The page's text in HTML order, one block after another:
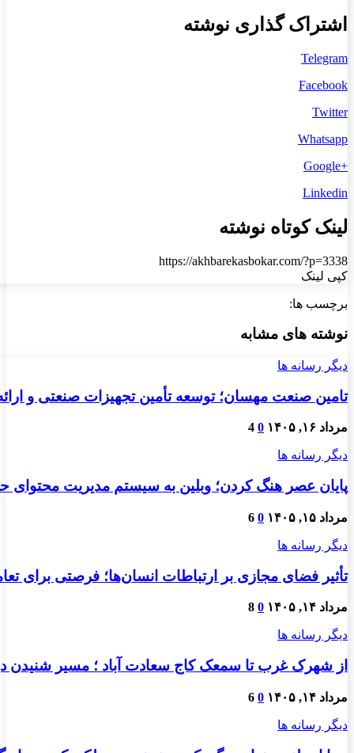
اشتراک گذاری نوشته
Telegram
Facebook
Twitter
Whatsapp
+Google
Linkedin
لینک کوتاه نوشته
https://akhbarekasbokar.com/?p=3338
کپی لینک
برچسب ها:
نوشته های مشابه
دیگر رسانه ها
تامین صنعت مهسان؛ توسعه تأمین تجهیزات صنعتی و
مرداد ۱۶, ۱۴۰۵ 0
4
دیگر رسانه ها
پایان عصر هنگ کردن؛ وبلین به سیستم مدیریت محتوای
مرداد ۱۵, ۱۴۰۵ 0
6
دیگر رسانه ها
تأثیر فضای مجازی بر ارتباطات انسان‌ها؛ فرصتی برای
مرداد ۱۴, ۱۴۰۵ 0
8
دیگر رسانه ها
از شهرک غرب تا سمعک کاج سعادت آباد ؛ مسیر شنیدن
مرداد ۱۴, ۱۴۰۵ 0
6
دیگر رسانه ها